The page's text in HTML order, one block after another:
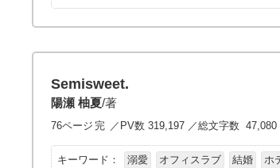
Semisweet.
陽瀬 柚夏/著
76ページ 完 ／PV数 319,197 ／総文字数 47,080
キーワード： 溺愛 オフィスラブ 結婚 ホ